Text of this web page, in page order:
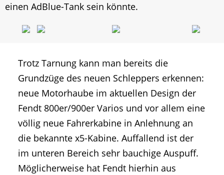
einen AdBlue-Tank sein könnte.
Trotz Tarnung kann man bereits die
Grundzüge des neuen Schleppers erkennen:
neue Motorhaube im aktuellen Design der
Fendt 800er/900er Varios und vor allem eine
völlig neue Fahrerkabine in Anlehnung an
die bekannte x5-Kabine. Auffallend ist der
im unteren Bereich sehr bauchige Auspuff.
Möglicherweise hat Fendt hierhin aus